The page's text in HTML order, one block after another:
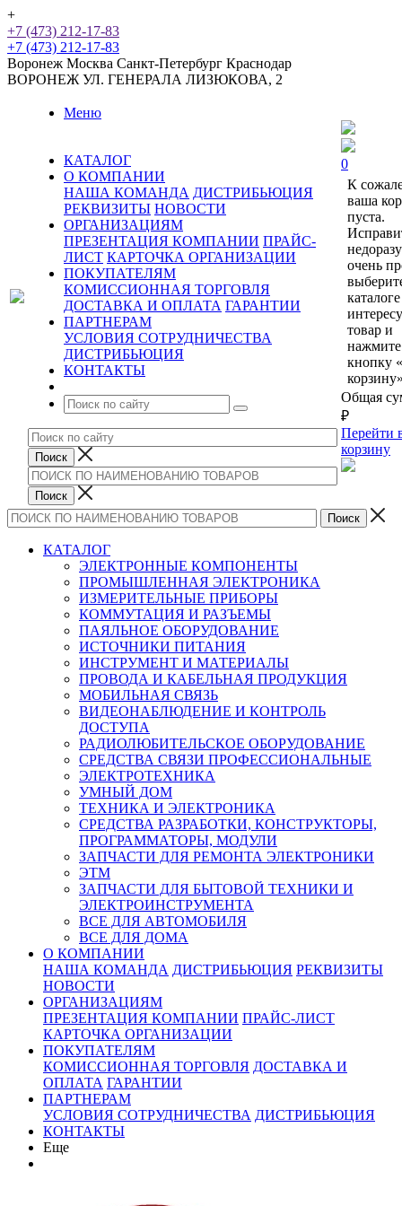
+
+7 (473) 212-17-83
+7 (473) 212-17-83
Воронеж Москва Санкт-Петербург Краснодар
ВОРОНЕЖ УЛ. ГЕНЕРАЛА ЛИЗЮКОВА, 2
Меню
КАТАЛОГ
О КОМПАНИИ
НАША КОМАНДА ДИСТРИБЬЮЦИЯ
РЕКВИЗИТЫ НОВОСТИ
ОРГАНИЗАЦИЯМ
ПРЕЗЕНТАЦИЯ КОМПАНИИ ПРАЙС-
ЛИСТ КАРТОЧКА ОРГАНИЗАЦИИ
ПОКУПАТЕЛЯМ
КОМИССИОННАЯ ТОРГОВЛЯ
ДОСТАВКА И ОПЛАТА ГАРАНТИИ
ПАРТНЕРАМ
УСЛОВИЯ СОТРУДНИЧЕСТВА
ДИСТРИБЬЮЦИЯ
КОНТАКТЫ
0
К
ваша
пуста.
очень
каталоге
товар и
нажмите
кнопку
Общая
₽
Перейти
корзину
КАТАЛОГ
ЭЛЕКТРОННЫЕ КОМПОНЕНТЫ
ПРОМЫШЛЕННАЯ ЭЛЕКТРОНИКА
ИЗМЕРИТЕЛЬНЫЕ ПРИБОРЫ
КОММУТАЦИЯ И РАЗЪЕМЫ
ПАЯЛЬНОЕ ОБОРУДОВАНИЕ
ИСТОЧНИКИ ПИТАНИЯ
ИНСТРУМЕНТ И МАТЕРИАЛЫ
ПРОВОДА И КАБЕЛЬНАЯ ПРОДУКЦИЯ
МОБИЛЬНАЯ СВЯЗЬ
ВИДЕОНАБЛЮДЕНИЕ И КОНТРОЛЬ
ДОСТУПА
РАДИОЛЮБИТЕЛЬСКОЕ ОБОРУДОВАНИЕ
СРЕДСТВА СВЯЗИ ПРОФЕССИОНАЛЬНЫЕ
ЭЛЕКТРОТЕХНИКА
УМНЫЙ ДОМ
ТЕХНИКА И ЭЛЕКТРОНИКА
СРЕДСТВА РАЗРАБОТКИ, КОНСТРУКТОРЫ,
ПРОГРАММАТОРЫ, МОДУЛИ
ЗАПЧАСТИ ДЛЯ РЕМОНТА ЭЛЕКТРОНИКИ
ЭТМ
ЗАПЧАСТИ ДЛЯ БЫТОВОЙ ТЕХНИКИ И
ЭЛЕКТРОИНСТРУМЕНТА
ВСЕ ДЛЯ АВТОМОБИЛЯ
ВСЕ ДЛЯ ДОМА
О КОМПАНИИ
НАША КОМАНДА ДИСТРИБЬЮЦИЯ РЕКВИЗИТЫ
НОВОСТИ
ОРГАНИЗАЦИЯМ
ПРЕЗЕНТАЦИЯ КОМПАНИИ ПРАЙС-ЛИСТ
КАРТОЧКА ОРГАНИЗАЦИИ
ПОКУПАТЕЛЯМ
КОМИССИОННАЯ ТОРГОВЛЯ ДОСТАВКА И
ОПЛАТА ГАРАНТИИ
ПАРТНЕРАМ
УСЛОВИЯ СОТРУДНИЧЕСТВА ДИСТРИБЬЮЦИЯ
КОНТАКТЫ
Еще